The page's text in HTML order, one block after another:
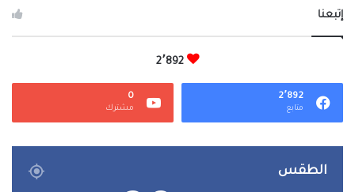
إتبعنا
2٬892
2٬892
متابع
0
مشترك
الطقس